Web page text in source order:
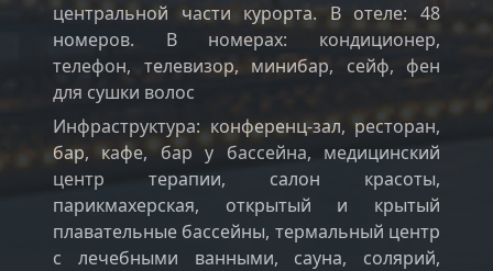
центральной части курорта. В отеле: 48
номеров. В номерах: кондиционер,
телефон, телевизор, минибар, сейф, фен
для сушки волос
Инфраструктура: конференц-зал, ресторан,
бар, кафе, бар у бассейна, медицинский
центр терапии, салон красоты,
парикмахерская, открытый и крытый
плавательные бассейны, термальный центр
с лечебными ванными, сауна, солярий,